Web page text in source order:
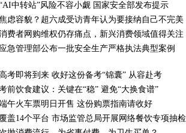
中转站”风险不容小觑 国家安全部发布提示
虑容貌？超六成受访青年认为要接纳自己不完美
费者网购维权仍存痛点，新兴消费领域值得关注
应急管理部公布一批安全生产严格执法典型案例
考即将到来 收好这份备考“锦囊” 从容赴考
前饮食建议：关键在“稳” 避免“大换食谱”
午火车票明日开售 这份购票指南请收好
盖14个平台 市场监管总局开展网络餐饮专项抽检